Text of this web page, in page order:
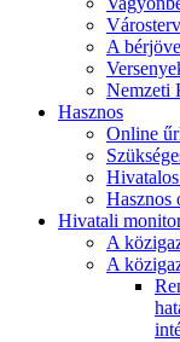
A
Nemzeti
Hasznos
Online
Hasznos
Hivatali
A
A